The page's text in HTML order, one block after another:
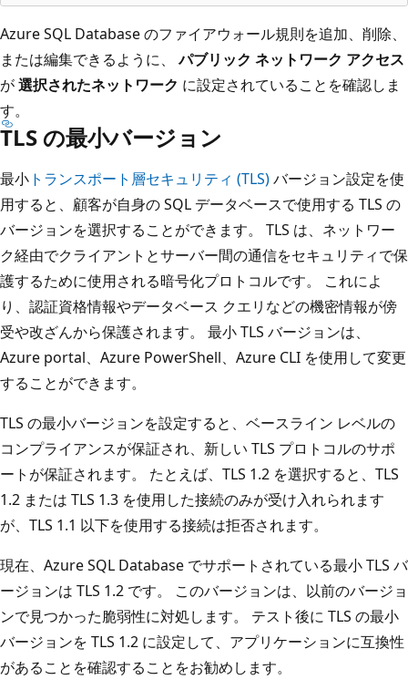
Azure SQL Database のファイアウォール規則を追加、削除、
または編集できるように、パブリック ネットワーク アクセス
が選択されたネットワーク に設定されていることを確認しま
す。
TLS の最小バージョン
最小 トランスポート層セキュリティ (TLS)バージョン設定を使
用すると、顧客が自身の SQL データベースで使用する TLS の
バージョンを選択することができます。 TLS は、ネットワー
ク経由でクライアントとサーバー間の通信をセキュリティで保
護するために使用される暗号化プロトコルです。 これによ
り、認証資格情報やデータベース クエリなどの機密情報が傍
受や改ざんから保護されます。 最小 TLS バージョンは、
Azure portal、Azure PowerShell、Azure CLI を使用して変更
することができます。
TLS の最小バージョンを設定すると、ベースライン レベルの
コンプライアンスが保証され、新しい TLS プロトコルのサポ
ートが保証されます。 たとえば、TLS 1.2 を選択すると、TLS
1.2 または TLS 1.3 を使用した接続のみが受け入れられます
が、TLS 1.1 以下を使用する接続は拒否されます。
現在、Azure SQL Database でサポートされている最小 TLS バ
ージョンは TLS 1.2 です。 このバージョンは、以前のバージョ
ンで見つかった脆弱性に対処します。 テスト後に TLS の最小
バージョンを TLS 1.2 に設定して、アプリケーションに互換性
があることを確認することをお勧めします。